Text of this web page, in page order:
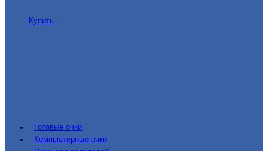
Купить
Готовые очки
Компьютерные очки